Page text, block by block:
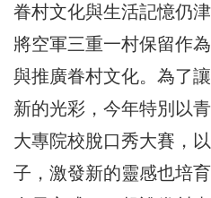
眷村文化與生活記憶仍
將空軍三重一村保留作
與推廣眷村文化。為了
新的光彩，今年特別以
大專院校脫口秀大賽，
子，激發新的靈感也培